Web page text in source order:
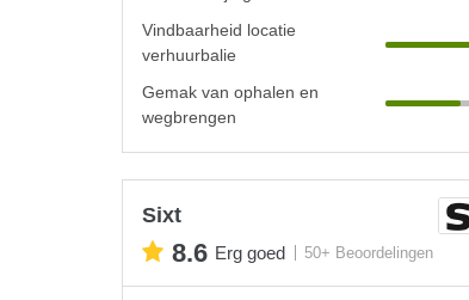
Vindbaarheid locatie
verhuurbalie
Gemak van ophalen en
wegbrengen
Sixt
8.6 Erg goed 50+ Beoordelingen